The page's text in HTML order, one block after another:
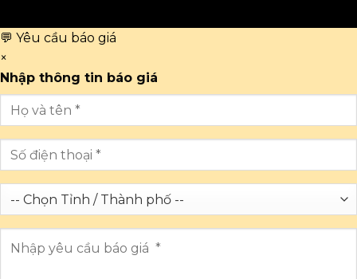
💬 Yêu cầu báo giá
×
Nhập thông tin báo giá